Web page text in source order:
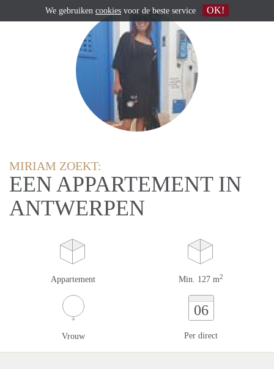
MIRIAM ZOEKT:
EEN APPARTEMENT IN
ANTWERPEN
Appartement Min. 127 m2
Vrouw
06
Per direct
We gebruiken cookies voor de beste service OK!